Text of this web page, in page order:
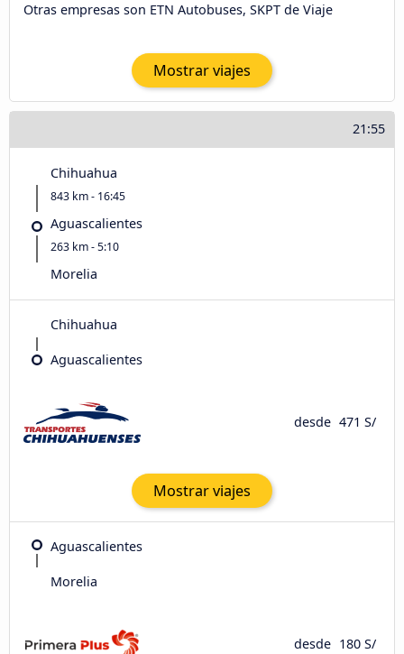
Otras empresas son ETN Autobuses, SKPT de Viaje
Mostrar viajes
21:55
Chihuahua
843 km - 16:45
Aguascalientes
263 km - 5:10
Morelia
Chihuahua
Aguascalientes
desde 471 S/
Mostrar viajes
Aguascalientes
Morelia
desde 180 S/